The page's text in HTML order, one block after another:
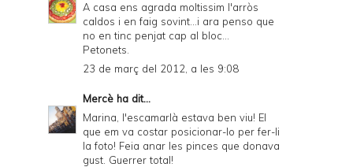
A casa ens agrada moltissim l'arròs
caldos i en faig sovint...i ara penso que
no en tinc penjat cap al bloc...
Petonets.
23 de març del 2012, a les 9:08
Mercè ha dit...
Marina, l'escamarlà estava ben viu! El
que em va costar posicionar-lo per fer-li
la foto! Feia anar les pinces que donava
gust. Guerrer total!